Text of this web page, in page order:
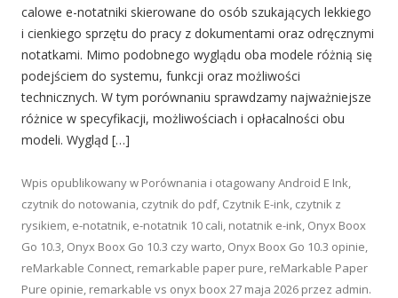
calowe e-notatniki skierowane do osób szukających lekkiego
i cienkiego sprzętu do pracy z dokumentami oraz odręcznymi
notatkami. Mimo podobnego wyglądu oba modele różnią się
podejściem do systemu, funkcji oraz możliwości
technicznych. W tym porównaniu sprawdzamy najważniejsze
różnice w specyfikacji, możliwościach i opłacalności obu
modeli. Wygląd […]
Wpis opublikowany w Porównania i otagowanyAndroid E Ink,
czytnik do notowania, czytnik do pdf, Czytnik E-ink, czytnik z
rysikiem, e-notatnik, e-notatnik 10 cali, notatnik e-ink, Onyx Boox
Go 10.3, Onyx Boox Go 10.3 czy warto, Onyx Boox Go 10.3 opinie,
reMarkable Connect, remarkable paper pure, reMarkable Paper
Pure opinie, remarkable vs onyx boox27 maja 2026 przez admin.